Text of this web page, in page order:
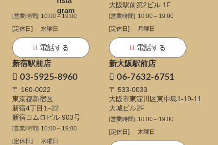
[営業時間] 10:00～19:00
[定休日]
水曜日
電話する
大阪駅前第2ビル 1F
[営業時間] 10:00～19:00
[定休日]
月曜日
電話する
新宿駅前店
03-5925-8960
〒 160-0022
東京都新宿区
新宿4丁目1−22
新宿コムロビル 903号
[営業時間] 10:00～19:00
[定休日]
水曜日
新大阪駅前店
06-7632-6751
〒 533-0033
大阪市東淀川区東中島1-19-11
大城ビル2F
[営業時間] 10:00～19:00
[定休日]
木曜日